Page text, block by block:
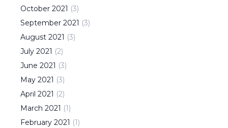
October 2021 (3)
September 2021 (3)
August 2021 (3)
July 2021 (2)
June 2021 (3)
May 2021 (3)
April 2021 (2)
March 2021 (1)
February 2021 (1)